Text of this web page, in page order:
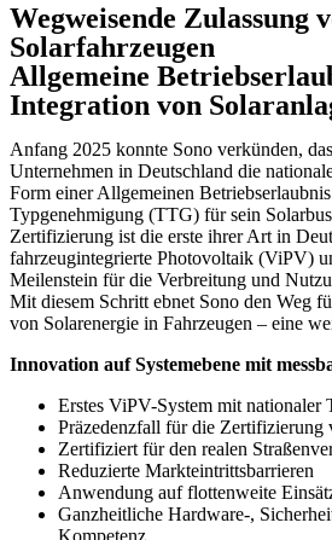
Wegweisende Zulassung
Solarfahrzeugen
Allgemeine
Integration von
Anfang 2025 konnte Sono verkünden,
Unternehmen in Deutschland die
Form einer Allgemeinen
Typgenehmigung (TTG) für sein
Zertifizierung ist die erste ihrer Art in
fahrzeugintegrierte Photovoltaik (ViPV)
Meilenstein für die Verbreitung und
Mit diesem Schritt ebnet Sono den Weg
von Solarenergie in Fahrzeugen – eine
Innovation auf Systemebene mit
Erstes ViPV-System mit nationaler
Präzedenzfall für die Zertifizierung
Zertifiziert für den realen
Reduzierte Markteintrittsbarrieren
Anwendung auf flottenweite
Ganzheitliche Hardware-,
Kompetenz